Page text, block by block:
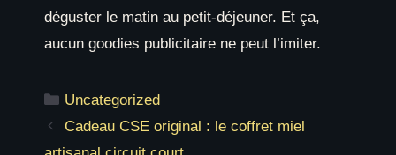
déguster le matin au petit-déjeuner. Et ça,
aucun goodies publicitaire ne peut l’imiter.
Catégories
Uncategorized
Cadeau CSE original : le coffret miel